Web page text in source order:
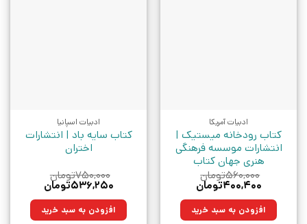
ادبیات آمریکا
کتاب رودخانه میستیک |
انتشارات موسسه فرهنگی
هنری جهان کتاب
۵۶۰,۰۰۰تومان
قیمت
۵۶۰,۰۰۰تومان
بود.
۴۰۰,۴۰۰تومان
۴۰۰,۴۰۰تومان.افزودن به سبد خرید
ادبیات اسپانیا
کتاب سایه باد | انتشارات
اختران
۷۵۰,۰۰۰تومان
قیمت
۷۵۰,۰۰۰تومان
بود.
۵۳۶,۲۵۰تومان
۵۳۶,۲۵۰تومان.افزودن به سبد خرید